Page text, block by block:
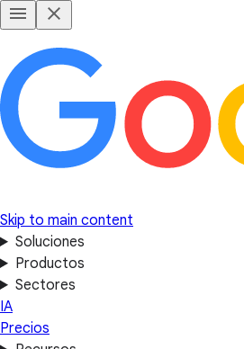
Skip to main content
Soluciones
Productos
Sectores
IA
Precios